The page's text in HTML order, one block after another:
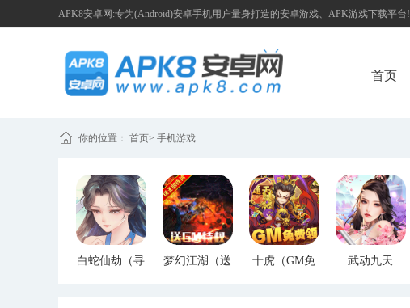
APK8安卓网:专为(Android)安卓手机用户量身打造的安卓游戏、APK游戏下载平台!
首页
你的位置： 首页> 手机游戏
白蛇仙劫（寻
梦幻江湖（送
十虎（GM免
武动九天